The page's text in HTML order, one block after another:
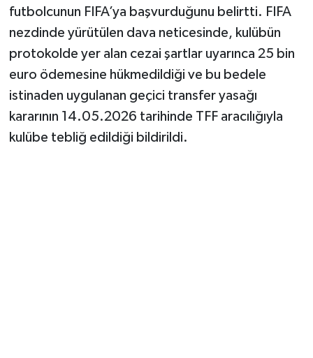
futbolcunun FIFA’ya başvurduğunu belirtti. FIFA
nezdinde yürütülen dava neticesinde, kulübün
protokolde yer alan cezai şartlar uyarınca 25 bin
euro ödemesine hükmedildiği ve bu bedele
istinaden uygulanan geçici transfer yasağı
kararının 14.05.2026 tarihinde TFF aracılığıyla
kulübe tebliğ edildiği bildirildi.